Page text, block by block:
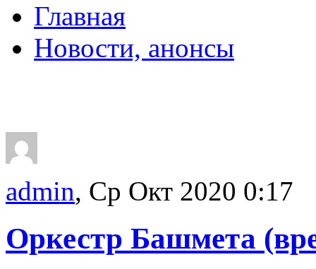
Главная
Новости, анонсы
admin, Ср Окт 2020 0:17
Оркестр Башмета